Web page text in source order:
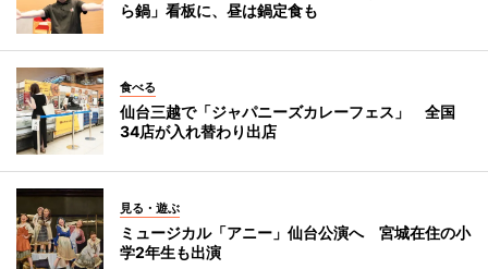
ら鍋」看板に、昼は鍋定食も
食べる
仙台三越で「ジャパニーズカレーフェス」 全国
34店が入れ替わり出店
見る・遊ぶ
ミュージカル「アニー」仙台公演へ 宮城在住の小
学2年生も出演